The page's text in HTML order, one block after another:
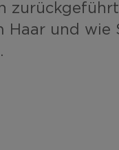
Haar und wie